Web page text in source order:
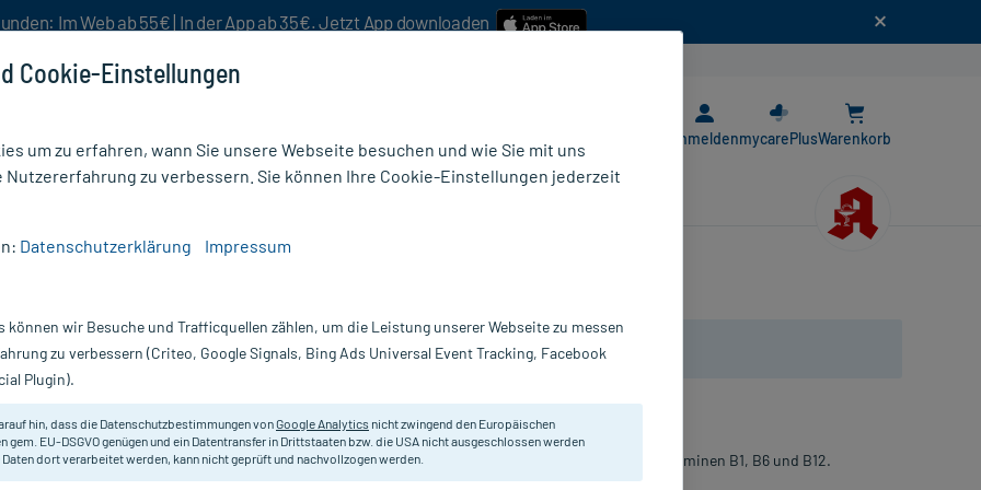
Im Web ab 55€ | In der App ab 35€. Jetzt App downloaden
AnmeldenmycarePlusWarenkorb
Nur für kurze Zeit:Gratis-Versand* ab 19€ Mindestbestellwert!
Avitale
Nahrungsergänzungsmittel mit L-Arginin, Folsäure und den Vitaminen B1, B6 und B12.
Cookie-Einstellungen
um zu erfahren, wann Sie unsere Webseite besuchen und wie Sie mit uns
Nutzererfahrung zu verbessern. Sie können Ihre Cookie-Einstellungen jederzeit
Datenschutzerklärung Impressum
können wir Besuche und Trafficquellen zählen, um die Leistung unserer Webseite zu messen
zu verbessern (Criteo, Google Signals, Bing Ads Universal Event Tracking, Facebook
Plugin).
hin, dass die Datenschutzbestimmungen vonGoogle Analytics nicht zwingend den Europäischen
gem. EU-DSGVO genügen und ein Datentransfer in Drittstaaten bzw. die USA nicht ausgeschlossen werden
Daten dort verarbeitet werden, kann nicht geprüft und nachvollzogen werden.